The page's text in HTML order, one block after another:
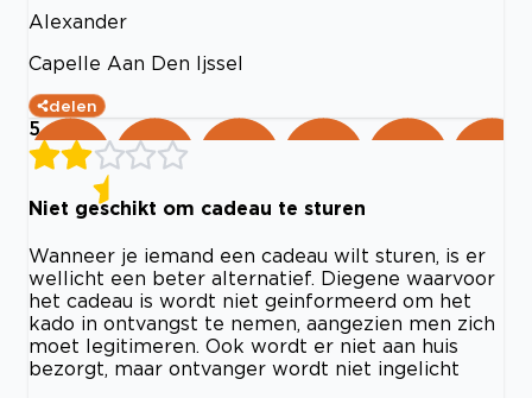
Alexander
Capelle Aan Den Ijssel
delen
5
Niet geschikt om cadeau te sturen
Wanneer je iemand een cadeau wilt sturen, is er
wellicht een beter alternatief. Diegene waarvoor
het cadeau is wordt niet geinformeerd om het
kado in ontvangst te nemen, aangezien men zich
moet legitimeren. Ook wordt er niet aan huis
bezorgt, maar ontvanger wordt niet ingelicht